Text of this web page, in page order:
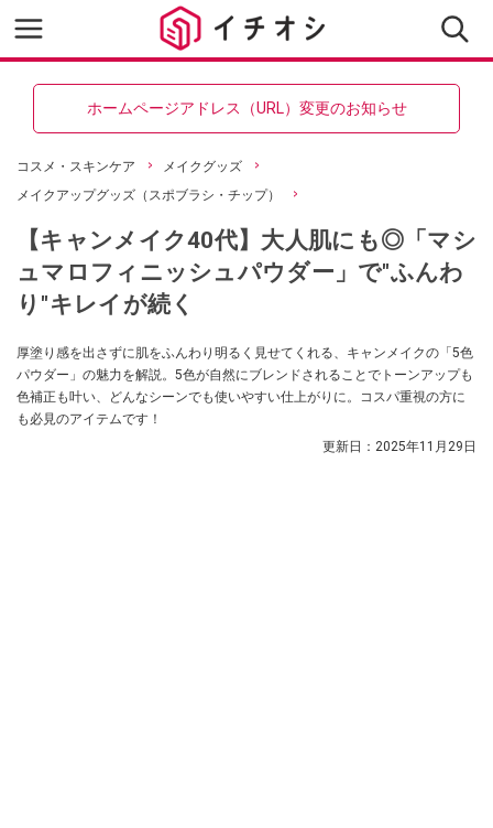
ホームページアドレス（URL）変更のお知らせ
コスメ・スキンケア
メイクグッズ
メイクアップグッズ（スポブラシ・チップ）
【キャンメイク40代】大人肌にも◎「マシ
ュマロフィニッシュパウダー」で"ふんわ
り"キレイが続く
厚塗り感を出さずに肌をふんわり明るく見せてくれる、キャンメイクの「5色
パウダー」の魅力を解説。5色が自然にブレンドされることでトーンアップも
色補正も叶い、どんなシーンでも使いやすい仕上がりに。コスパ重視の方に
も必見のアイテムです！
更新日： 2025年11月29日